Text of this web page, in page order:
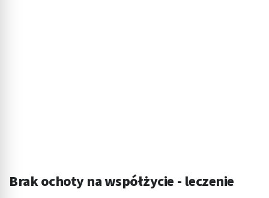
Brak ochoty na współżycie - leczenie